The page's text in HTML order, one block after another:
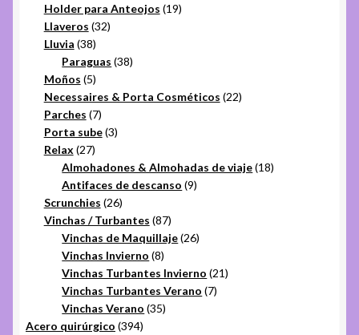
productos
Holder para Anteojos 1919
Llaveros 3232
Lluvia 3838
productos
Paraguas 3838
Moños 55
productos
Necessaires & Porta Cosméticos 2222
Parches 77
productos
Porta sube 33
Relax 2727
productos
Almohadones & Almohadas de viaje 1818
Antifaces de descanso 99
Scrunchies 2626
productos
Vinchas / Turbantes 8787
productos
Vinchas de Maquillaje 2626
Vinchas Invierno 88
productos
Vinchas Turbantes Invierno 2121
Vinchas Turbantes Verano 77
Vinchas Verano 3535
Acero quirúrgico 394394